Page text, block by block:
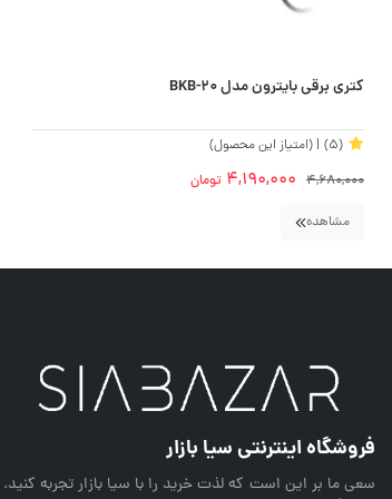
کتری برقی بایترون مدل BKB-20
(5)
| (امتیاز این محصول)
4,680,000
4,190,000 تومان
مشاهده
فروشگاه اینترنتی سیا بازار
سعی ما بر این است که لذت خرید را با سیا بازار تجربه کنید.